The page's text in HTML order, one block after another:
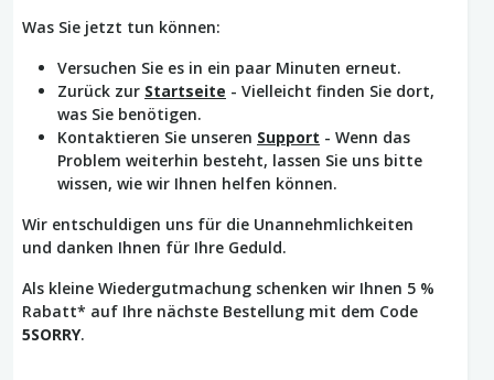
Was Sie jetzt tun können:
Versuchen Sie es in ein paar Minuten erneut.
Zurück zur Startseite - Vielleicht finden Sie dort,
was Sie benötigen.
Kontaktieren Sie unseren Support - Wenn das
Problem weiterhin besteht, lassen Sie uns bitte
wissen, wie wir Ihnen helfen können.
Wir entschuldigen uns für die Unannehmlichkeiten
und danken Ihnen für Ihre Geduld.
Als kleine Wiedergutmachung schenken wir Ihnen 5 %
Rabatt* auf Ihre nächste Bestellung mit dem Code
5SORRY.